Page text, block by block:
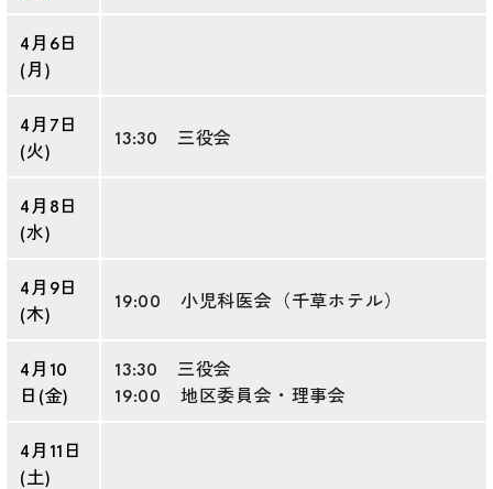
4月6日
(月)
4月7日
(火)
13:30 三役会
4月8日
(水)
4月9日
(木)
19:00 小児科医会（千草ホテル）
4月10
日(金)
13:30 三役会
19:00 地区委員会・理事会
4月11日
(土)